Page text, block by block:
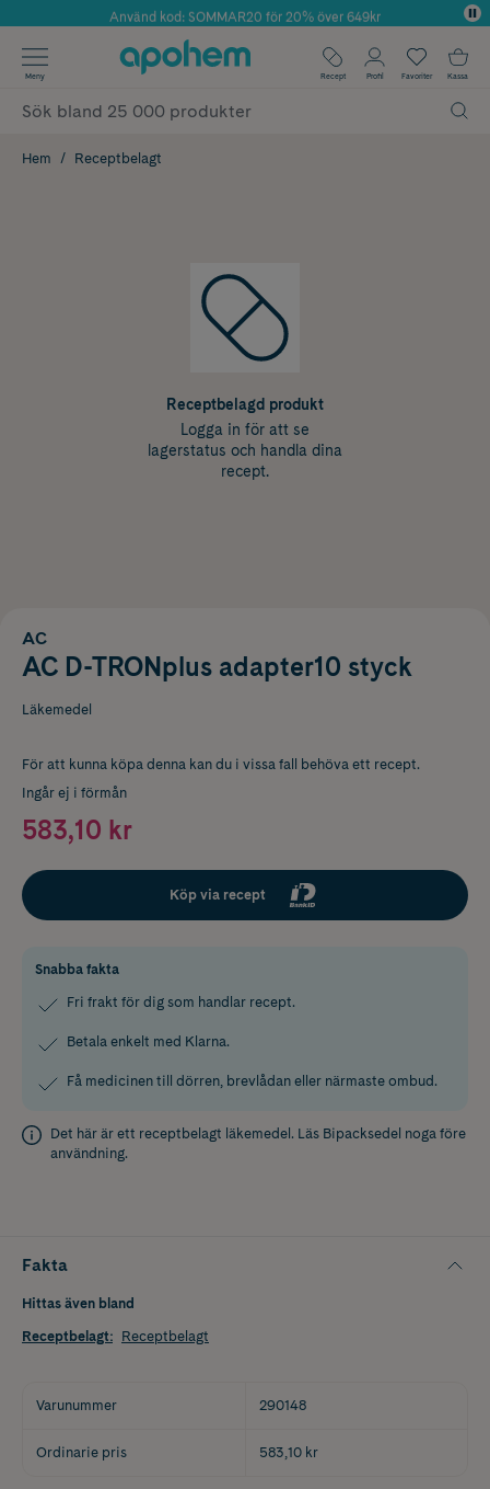
Årets Butik 2025 inom Skönhet
Använd kod: SOMMAR20 för 20% över 649kr
✓ Fri frakt
✓ Poäng på alla köp*
Meny Recept Profil Favoriter Kassa
Hem Receptbelagt
Receptbelagd produkt
Logga in för att se
lagerstatus och handla dina
recept.
AC
AC D-TRONplus adapter10 styck
Läkemedel
För att kunna köpa denna kan du i vissa fall behöva ett recept.
Ingår ej i förmån
583,10 kr
Köp via recept
Snabba fakta
Fri frakt för dig som handlar recept.
Betala enkelt med Klarna.
Få medicinen till dörren, brevlådan eller närmaste ombud.
Det här är ett receptbelagt läkemedel. Läs Bipacksedel noga före
användning.
Fakta
Hittas även bland
Receptbelagt: Receptbelagt
Varunummer 290148
Ordinarie pris 583,10 kr